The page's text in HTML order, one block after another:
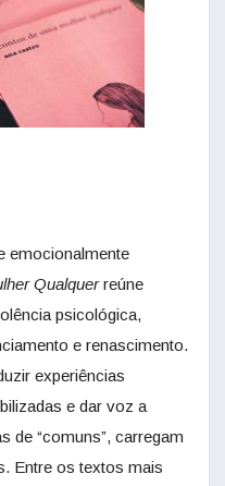
emocionalmente
Qualquerreúne
psicológica,
e renascimento.
experiências
e dar voz a
de “comuns”, carregam
Entre os textos mais